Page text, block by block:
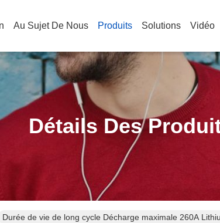
Au Sujet De Nous Produits Solutions Vidéo
Détails Des
Durée de vie de long cycle Décharge maximale 260A